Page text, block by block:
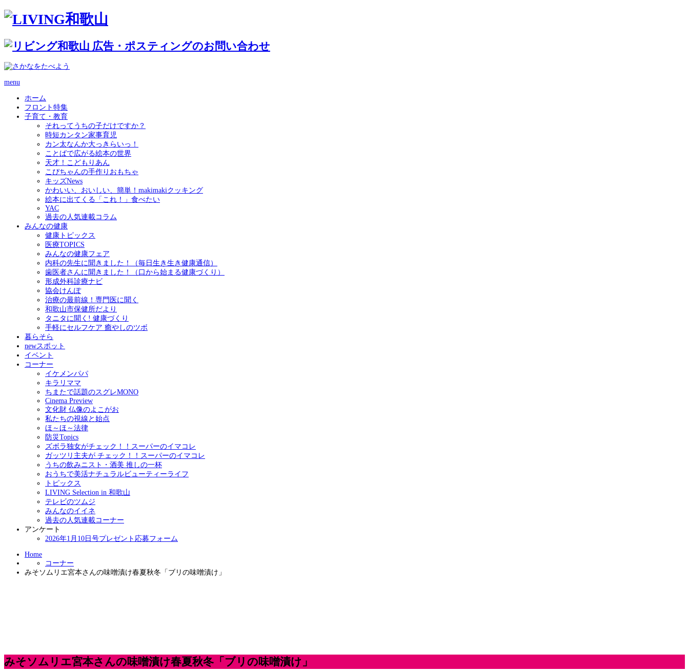
menu
ホーム
フロント特集
子育て・教育
それってうちの子だけですか？
時短カンタン家事育児
カン太なんか大っきらいっ！
ことばで広がる絵本の世界
天才！こどもりあん
こぴちゃんの手作りおもちゃ
キッズNews
かわいい、おいしい、簡単！makimakiクッキング
絵本に出てくる「これ！」食べたい
YAC
過去の人気連載コラム
みんなの健康
健康トピックス
医療TOPICS
みんなの健康フェア
内科の先生に聞きました！（毎日生き生き健康通信）
歯医者さんに聞きました！（口から始まる健康づくり）
形成外科診療ナビ
協会けんぽ
治療の最前線！専門医に聞く
和歌山市保健所だより
タニタに聞く! 健康づくり
手軽にセルフケア 癒やしのツボ
暮らそら
newスポット
イベント
コーナー
イケメンパパ
キラリママ
ちまたで話題のスグレMONO
Cinema Preview
文化財 仏像のよこがお
私たちの視線と始点
ほ～ほ～法律
防災Topics
ズボラ独女がチェック！！スーパーのイマコレ
ガッツリ主夫が チェック！！スーパーのイマコレ
うちの飲みニスト・酒美 推しの一杯
おうちで美活ナチュラルビューティーライフ
トピックス
LIVING Selection in 和歌山
テレビのツムジ
みんなのイイネ
過去の人気連載コーナー
アンケート
2026年1月10日号プレゼント応募フォーム
Home
コーナー
みそソムリエ宮本さんの味噌漬け春夏秋冬「ブリの味噌漬け」
みそソムリエ宮本さんの味噌漬け春夏秋冬「ブリの味噌漬け」